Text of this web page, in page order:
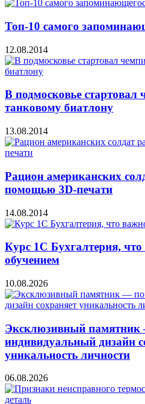
Топ-10 самого
12.08.2014
В подмосковье стартовал
танковому биатлону
13.08.2014
Рацион американских
помощью 3D-печати
14.08.2014
Курс 1С Бухгалтерия, что
обучением
10.08.2026
Эксклюзивный
индивидуальный дизайн
уникальность личности
06.08.2026